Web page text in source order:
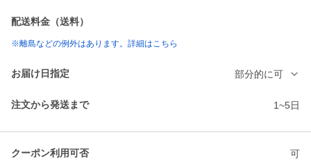
配送料金（送料）
※離島などの例外はあります。詳細はこちら
お届け日指定 部分的に可
注文から発送まで 1~5日
クーポン利用可否 可